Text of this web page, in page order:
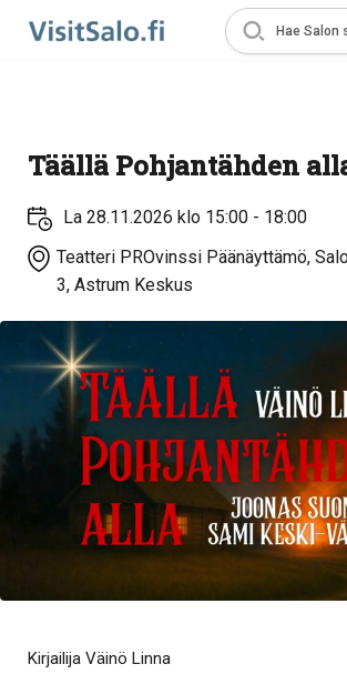
Hae Salon
Täällä Pohjantähden
La 28.11.2026 klo 15:00 - 18:00
Teatteri PROvinssi Päänäyttämö,
3, Astrum Keskus
Kirjailija Väinö Linna